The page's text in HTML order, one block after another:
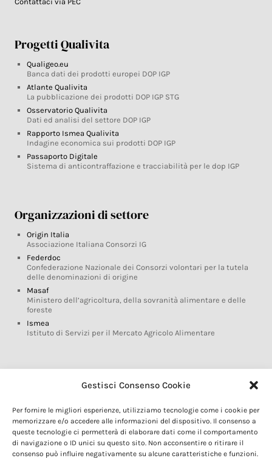
Gestisci Consenso Cookie
Per fornire le migliori esperienze, utilizziamo tecnologie come i cookie per
memorizzare e/o accedere alle informazioni del dispositivo. Il consenso a
queste tecnologie ci permetterà di elaborare dati come il comportamento
di navigazione o ID unici su questo sito. Non acconsentire o ritirare il
consenso può influire negativamente su alcune caratteristiche e funzioni.
Progetti Qualivita
Qualigeo.eu
Banca dati dei prodotti europei DOP IGP
Atlante Qualivita
La pubblicazione dei prodotti DOP IGP STG
Osservatorio Qualivita
Dati ed analisi del settore DOP IGP
Rapporto Ismea Qualivita
Indagine economica sui prodotti DOP IGP
Passaporto Digitale
Sistema di anticontraffazione e tracciabilità per le dop IGP
Organizzazioni di settore
Origin Italia
Associazione Italiana Consorzi IG
Federdoc
Confederazione Nazionale dei Consorzi volontari per la tutela
delle denominazioni di origine
Masaf
Ministero dell’agricoltura, della sovranità alimentare e delle
foreste
Ismea
Istituto di Servizi per il Mercato Agricolo Alimentare
Glossario DOP IGP
Marchi DOP IGP
Normativa prodotti DOP IGP
Consorzi di Tutela
Farm To Fork e prodotti DOP IGP